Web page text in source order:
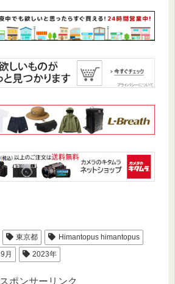
東京都
Himantopus himantopus
9月 2023年
スポンサーリンク